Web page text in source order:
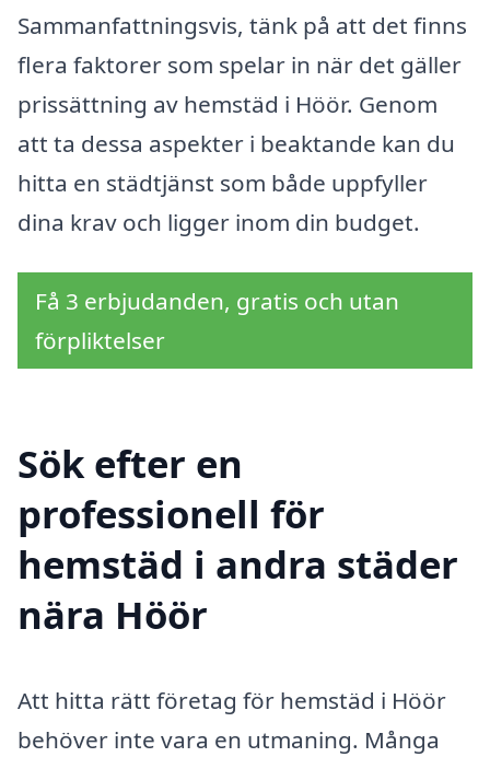
Sammanfattningsvis, tänk på att det finns
flera faktorer som spelar in när det gäller
prissättning av hemstäd i Höör. Genom
att ta dessa aspekter i beaktande kan du
hitta en städtjänst som både uppfyller
dina krav och ligger inom din budget.
Få 3 erbjudanden, gratis och utan
förpliktelser
Sök efter en
professionell för
hemstäd i andra städer
nära Höör
Att hitta rätt företag för hemstäd i Höör
behöver inte vara en utmaning. Många